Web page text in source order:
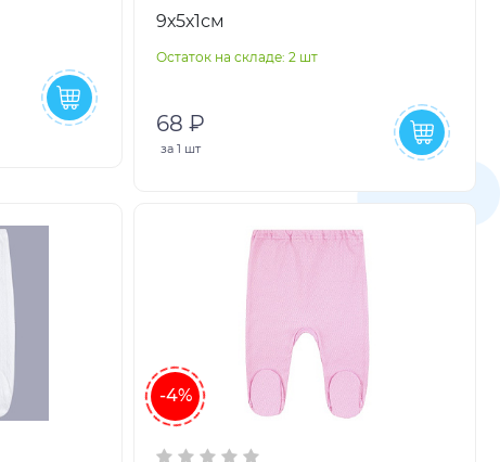
9х5х1см
Остаток на складе: 2 шт
68 ₽
за1 шт
-4%